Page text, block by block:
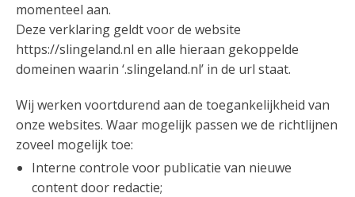
momenteel aan.
Deze verklaring geldt voor de website
https://slingeland.nl en alle hieraan gekoppelde
domeinen waarin ‘.slingeland.nl’ in de url staat.
Wij werken voortdurend aan de toegankelijkheid van
onze websites. Waar mogelijk passen we de richtlijnen
zoveel mogelijk toe:
Interne controle voor publicatie van nieuwe
content door redactie;